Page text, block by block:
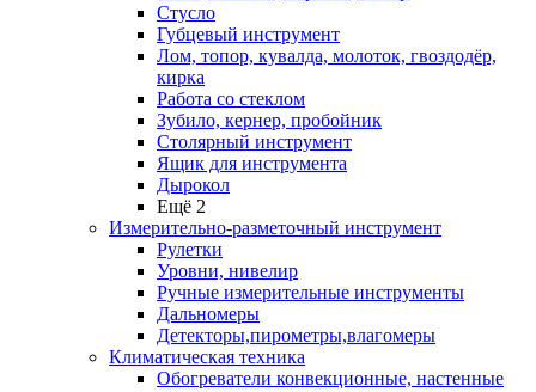
Стусло
Губцевый инструмент
Лом, топор, кувалда, молоток, гвоздодёр,
кирка
Работа со стеклом
Зубило, кернер, пробойник
Столярный инструмент
Ящик для инструмента
Дырокол
Ещё 2
Измерительно-разметочный инструмент
Рулетки
Уровни, нивелир
Ручные измерительные инструменты
Дальномеры
Детекторы,пирометры,влагомеры
Климатическая техника
Обогреватели конвекционные, настенные